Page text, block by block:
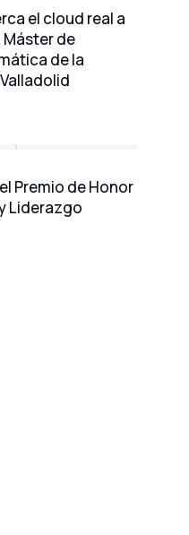
el cloud real a
de
de la
Premio de Honor
Liderazgo